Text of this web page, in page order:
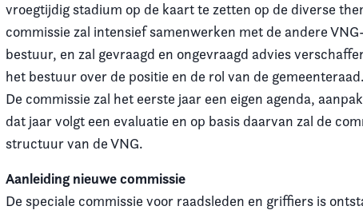
vroegtijdig stadium op de kaart te zetten op de diverse
commissie zal intensief samenwerken met de andere
bestuur, en zal gevraagd en ongevraagd advies
het bestuur over de positie en de rol van de gemeenteraad.
De commissie zal het eerste jaar een eigen agenda,
dat jaar volgt een evaluatie en op basis daarvan zal de
structuur van de VNG.
Aanleiding nieuwe commissie
De speciale commissie voor raadsleden en griffiers is